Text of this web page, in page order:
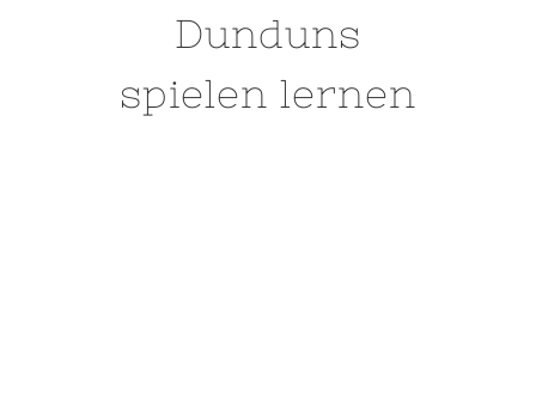
Dunduns
spielen lernen